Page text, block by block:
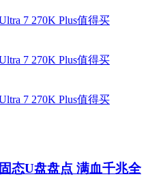
态U盘盘点 满血千兆全